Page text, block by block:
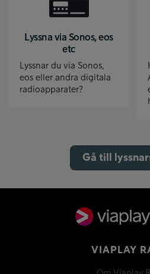
Lyssna via Sonos, eos
etc
Lyssnar du via Sonos,
eos eller andra digitala
radioapparater?
Gå till
VIAPLAY